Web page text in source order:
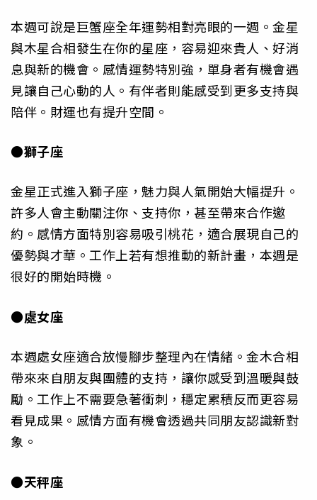
本週可說是巨蟹座全年運勢相對亮眼的一週。金星
與木星合相發生在你的星座，容易迎來貴人、好消
息與新的機會。感情運勢特別強，單身者有機會遇
見讓自己心動的人。有伴者則能感受到更多支持與
陪伴。財運也有提升空間。
●獅子座
金星正式進入獅子座，魅力與人氣開始大幅提升。
許多人會主動關注你、支持你，甚至帶來合作邀
約。感情方面特別容易吸引桃花，適合展現自己的
優勢與才華。工作上若有想推動的新計畫，本週是
很好的開始時機。
●處女座
本週處女座適合放慢腳步整理內在情緒。金木合相
帶來來自朋友與團體的支持，讓你感受到溫暖與鼓
勵。工作上不需要急著衝刺，穩定累積反而更容易
看見成果。感情方面有機會透過共同朋友認識新對
象。
●天秤座